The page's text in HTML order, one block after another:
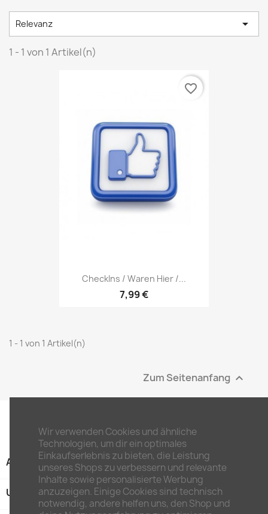
Relevanz 
1 - 1 von 1 Artikel(n)
CheckIns / Waren Hier /...
7,99 €
favorite_border
1 - 1 von 1 Artikel(n)
Zum Seitenanfang 
ARTIKEL
UNTERNEHMEN
Wir verwenden Cookies und ähnliche
Technologien, um dir ein optimales
Einkaufserlebnis zu bieten, die Leistung
unseres Shops zu verbessern und relevante
Inhalte sowie personalisierte Werbung
anzuzeigen. Einige Cookies sind technisch
notwendig, andere helfen uns, den Shop und